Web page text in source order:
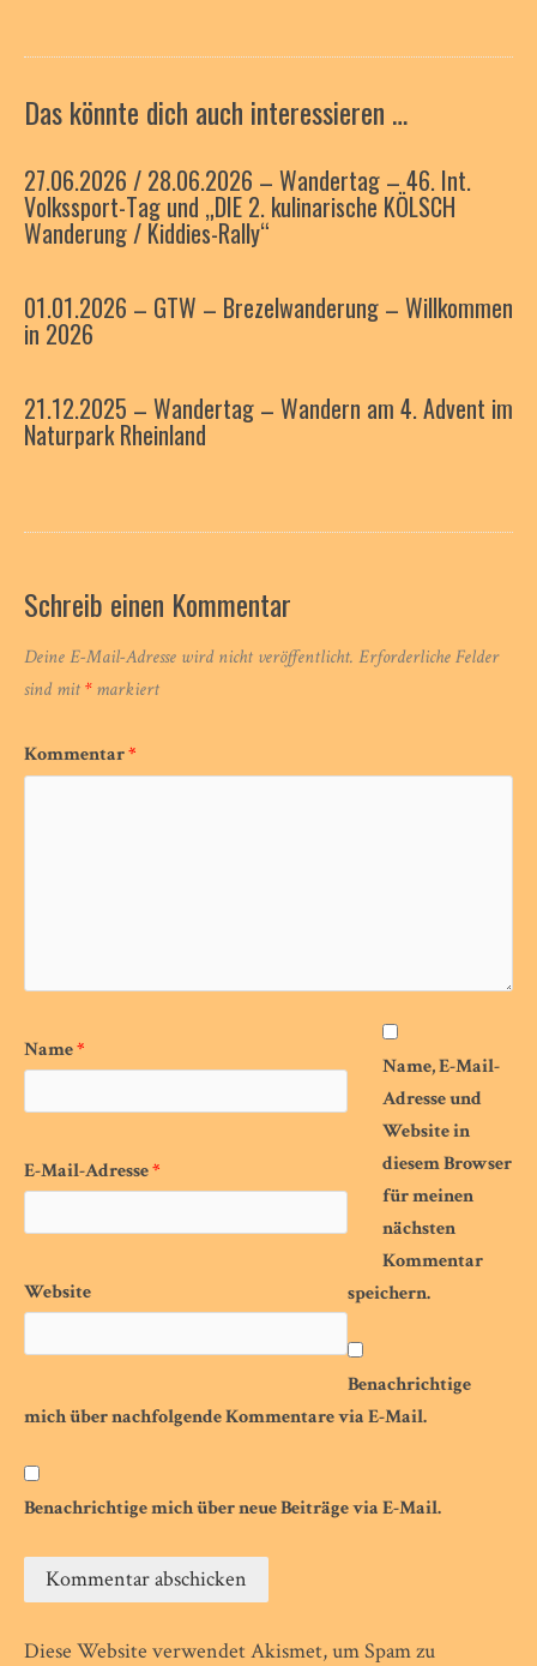
Das könnte dich auch interessieren …
27.06.2026 / 28.06.2026 – Wandertag – 46. Int.
Volkssport-Tag und „DIE 2. kulinarische KÖLSCH
Wanderung / Kiddies-Rally“
01.01.2026 – GTW – Brezelwanderung – Willkommen
in 2026
21.12.2025 – Wandertag – Wandern am 4. Advent im
Naturpark Rheinland
Schreib einen Kommentar
Deine E-Mail-Adresse wird nicht veröffentlicht. Erforderliche Felder
sind mit*markiert
Kommentar*
Name*
E-Mail-Adresse*
Website
Name, E-Mail-
Adresse und
Website in
diesem Browser
für meinen
nächsten
Kommentar
speichern.
Benachrichtige
mich über nachfolgende Kommentare via E-Mail.
Benachrichtige mich über neue Beiträge via E-Mail.
Diese Website verwendet Akismet, um Spam zu